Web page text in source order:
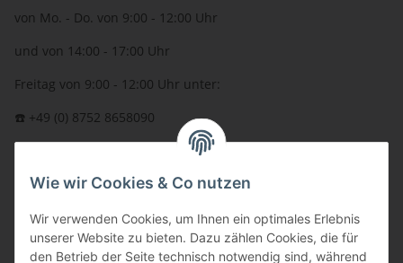
von Mo. - Do. von 9:00 - 12:00 Uhr
und von 14:00 - 17:00 Uhr
Freitag von 9:00 - 12:00 Uhr unter:
☎️ +49 (0) 8752 8658090
oder über unserKontaktformular
BFT - Autorisierter Fachhändler
Wie wir Cookies & Co nutzen
Wir verwenden Cookies, um Ihnen ein optimales Erlebnis
unserer Website zu bieten. Dazu zählen Cookies, die für
den Betrieb der Seite technisch notwendig sind, während